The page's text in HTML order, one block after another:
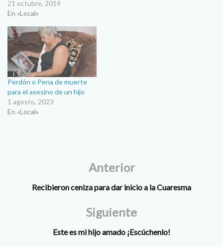
Paso, Texas, se declaró
inocente el pasado 10 de
audiencia judicial. De
acuerdo a la Policía, Patrick
Crusius, de 21 años y
oriundo…
21 octubre, 2019
En «Local»
Perdón o Pena de muerte
para el asesino de un hijo
1 agosto, 2023
En «Local»
Anterior
Recibieron ceniza para dar inicio a la Cuaresma
Siguiente
Este es mi hijo amado ¡Escúchenlo!